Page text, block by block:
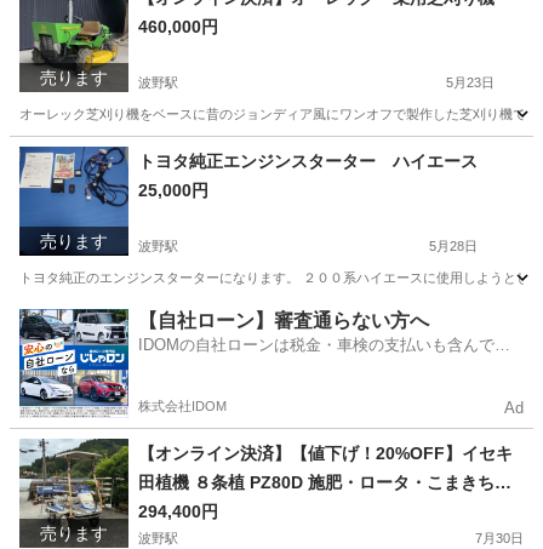
売ります
460,000円
波野駅 5月23日
オーレック芝刈り機をベースに昔のジョンディア風にワンオフで製作した芝刈り機で
熊本 阿蘇郡 波野駅 芝刈り機
売ります
トヨタ純正エンジンスターター ハイエース
25,000円
波野駅 5月28日
トヨタ純正のエンジンスターターになります。 ２００系ハイエースに使用しようと
熊本 阿蘇郡 波野駅 アクセサリー
【自社ローン】審査通らない方へ
IDOMの自社ローンは税金・車検の支払いも含んでい
株式会社IDOM Ad
売ります
【オンライン決済】【値下げ！20%OFF】イセキ
田植機 ８条植 PZ80D 施肥・ロータ・こまきちゃ
ん装備 ディーゼル
294,400円
波野駅 7月30日